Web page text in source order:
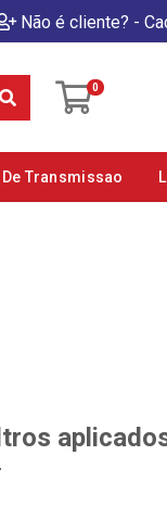
Não é cliente? -
0
Transmissao